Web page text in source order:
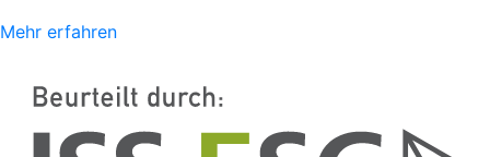
Mehr erfahren